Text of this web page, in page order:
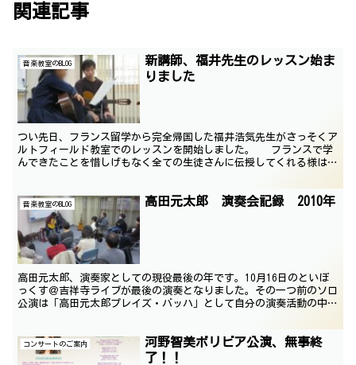
関連記事
音楽教室のBLOG
新講師、福井先生のレッスン始ま
りました
つい先日、フランス留学から完全帰国した福井浩気先生がさっそくア
ルトフィールド教室でのレッスンを開始しました。 フランスで学
んできたことを惜しげもなく全ての生徒さんに伝授してくれる様はた
音楽教室のBLOG 高田元太郎 演奏会記録 2010年
高田元太郎、演奏家としての現役最後の年です。10月16日のといぼ
っくす＠吉祥寺ライブが最後の演奏となりました。その一つ前のソロ
公演は「高田元太郎プレイズ・バッハ」として自分の演奏活動の中で
コンサートのご案内
河野智美ボリビア公演、無事終
了！！